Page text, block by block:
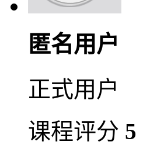
匿名用户
正式用户
课程评分 5